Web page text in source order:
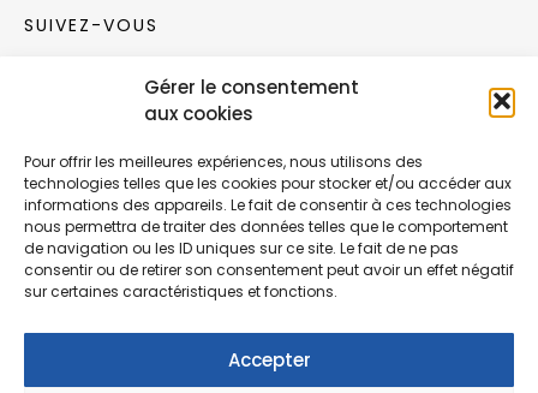
Gérer le consentement
aux cookies
Pour offrir les meilleures expériences, nous utilisons des
technologies telles que les cookies pour stocker et/ou accéder aux
informations des appareils. Le fait de consentir à ces technologies
nous permettra de traiter des données telles que le comportement
de navigation ou les ID uniques sur ce site. Le fait de ne pas
consentir ou de retirer son consentement peut avoir un effet négatif
sur certaines caractéristiques et fonctions.
Accepter
SUIVEZ-VOUS
Rejoignez notre communauté sur les réseaux
Nouvelles collections, vie de l’équipe ou
inspirations : soyez informés de nos dernières
actualités.